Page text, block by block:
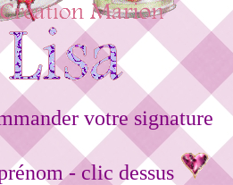
votre signature
- clic dessus